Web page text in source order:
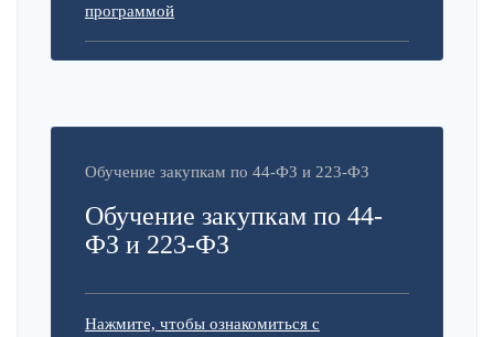
программой
Обучение закупкам по 44-ФЗ и 223-ФЗ
Обучение закупкам по 44-
ФЗ и 223-ФЗ
Нажмите, чтобы ознакомиться с